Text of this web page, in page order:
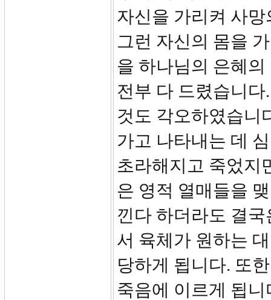
자신을 가리켜 사
그런 자신의 몸을
을 하나님의 은혜
전부 다 드렸습니
것도 각오하였습니
가고 나타내는 데
초라해지고 죽었지
은 영적 열매들을
낀다 하더라도 결
서 육체가 원하는
당하게 됩니다. 또
죽음에 이르게 됩